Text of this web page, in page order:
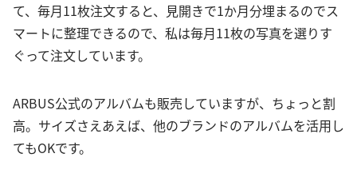
て、毎月11枚注文すると、見開きで1か月分埋まるのでス
マートに整理できるので、私は毎月11枚の写真を選りす
ぐって注文しています。
ARBUS公式のアルバムも販売していますが、ちょっと割
高。サイズさえあえば、他のブランドのアルバムを活用し
てもOKです。